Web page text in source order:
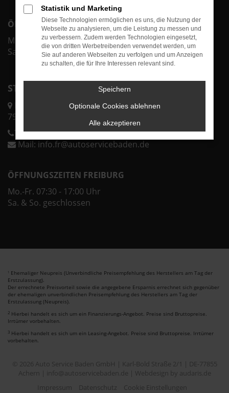
ÖFFNUNGSZEITEN ACHERN
Mo.-Fr. 07:30 - 18:00 Uhr
Sa. & So. geschlossen
STANDORT FREIBURG
Lörracher Str. 43
79115 Freiburg
Telefon:0 76 11 37 32 25 0
Mail: info.fr@autoservicebaden.de
ÖFFNUNGSZEITEN FREIBURG
Mo.-Fr. 07:30 - 17:00 Uhr
Sa. & So. geschlossen
1 Ehemaliger Neupreis (Unverbindliche Preisempfehlung des Herstellers am Tag der
Erstzulassung).
Der errechnete Preisvorteil sowie die angegebene Ersparnis errechnet sich gegenüber
der ehemaligen unverbindlichen Preisempfehlung des Herstellers am Tag der
Erstzulassung (Neupreis).
2 Hierbei handelt es sich um ein Finanzierungs-Angebot. Preise sind Bruttopreise.
Irrtümer vorbehalten.
3 Hierbei handelt es sich um ein Leasing-Angebot. Preise sind Bruttopreise. Irrtümer
vorbehalten.
© 2026 Auto Service Baden GmbH | Karl-Bold Straße 2/1 | DE-77855
Achern | info@autoservicebaden.de | Webdesign by audaris.de
Impressum
Datenschutz Cookie Einstellungen
Statistik und Marketing
Diese Technologien ermöglichen es uns, die Nutzung der
Webseite zu analysieren, um die Leistung zu messen und
zu verbessern. Zudem werden Technologien eingesetzt,
die von dritten Werbetreibenden verwendet werden, um
Sie auf anderen Webseiten zu verfolgen und um Anzeigen
zu schalten, die für Ihre Interessen relevant sind.
Speichern
Optionale Cookies ablehnen
Alle akzeptieren